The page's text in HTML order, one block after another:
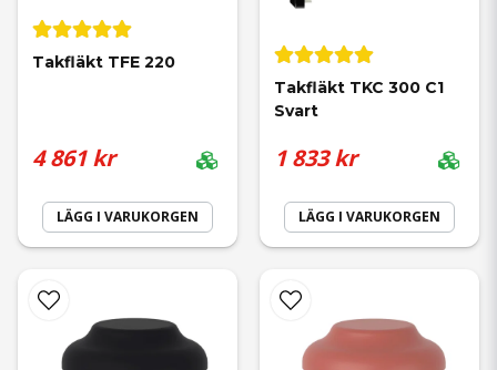
Takfläkt TFE 220
4 861 kr
LÄGG I VARUKORGEN
Takfläkt TKC 300 C1
Svart
1 833 kr
LÄGG I VARUKORGEN